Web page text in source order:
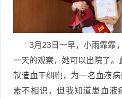
3月23日一早，小雨霏霏
一天的观察，她可以出院了
献造血干细胞，为一名血液
素不相识，但我知道患血液